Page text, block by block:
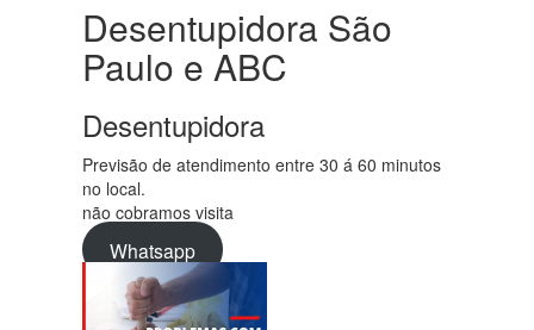
Desentupidora São
Paulo e ABC
Desentupidora
Previsão de atendimento entre 30 á 60 minutos
no local.
não cobramos visita
Whatsapp